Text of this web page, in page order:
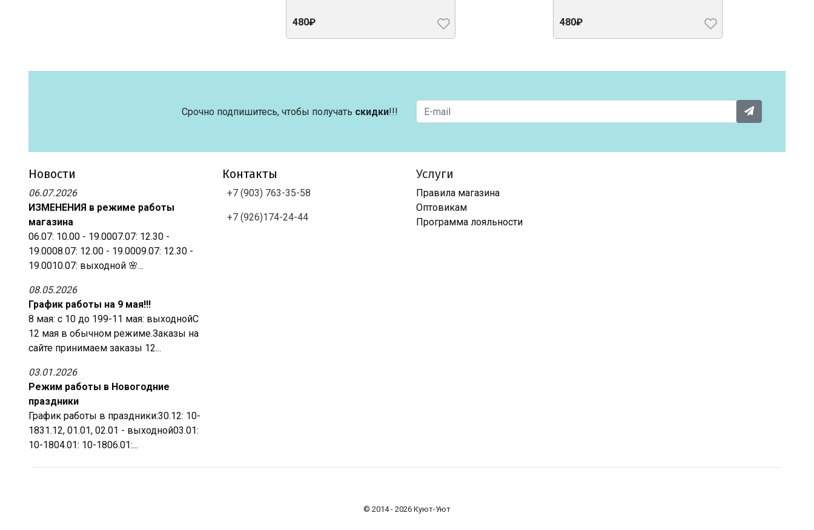
480₽ 480₽
Срочно подпишитесь, чтобы получать скидки!!!
Новости
06.07.2026
ИЗМЕНЕНИЯ в режиме работы
магазина
06.07: 10.00 - 19.0007.07: 12.30 -
19.0008.07: 12.00 - 19.0009.07: 12.30 -
19.0010.07: выходной 🌸...
08.05.2026
График работы на 9 мая!!!
8 мая: с 10 до 199-11 мая: выходнойС
12 мая в обычном режиме.Заказы на
сайте принимаем заказы 12...
03.01.2026
Режим работы в Новогодние
праздники
График работы в праздники:30.12: 10-
1831.12, 01.01, 02.01 - выходной03.01:
10-1804.01: 10-1806.01:...
Контакты
+7 (903) 763-35-58
+7 (926)174-24-44
Услуги
Правила магазина
Оптовикам
Программа лояльности
© 2014 - 2026 Куют-Уют